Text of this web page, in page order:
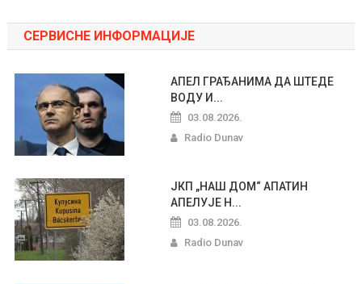
СЕРВИСНЕ ИНФОРМАЦИЈЕ
АПЕЛ ГРАЂАНИМА ДА ШТЕДЕ
ВОДУ И...
03.08.2026.
Radio Dunav
ЈКП „НАШ ДОМ“ АПАТИН
АПЕЛУЈЕ Н...
03.08.2026.
Radio Dunav